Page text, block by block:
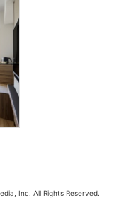
Inc. All Rights Reserved.